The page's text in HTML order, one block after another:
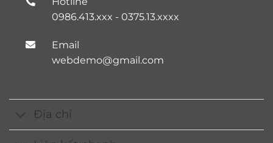
0986.413.xxx - 0375.13.xxxx
Email
webdemo@gmail.com
Địa chỉ